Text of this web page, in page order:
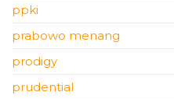
ppki
prabowo menang
prodigy
prudential